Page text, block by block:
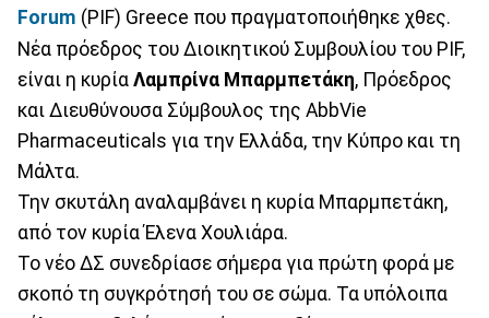
Forum (PIF) Greece που πραγματοποιήθηκε χθες.
Νέα πρόεδρος του Διοικητικού Συμβουλίου του PIF,
είναι η κυρία Λαμπρίνα Μπαρμπετάκη, Πρόεδρος
και Διευθύνουσα Σύμβουλος της AbbVie
Pharmaceuticals για την Ελλάδα, την Κύπρο και τη
Μάλτα.
Την σκυτάλη αναλαμβάνει η κυρία Μπαρμπετάκη,
από τον κυρία Έλενα Χουλιάρα.
Το νέο ΔΣ συνεδρίασε σήμερα για πρώτη φορά με
σκοπό τη συγκρότησή του σε σώμα. Τα υπόλοιπα